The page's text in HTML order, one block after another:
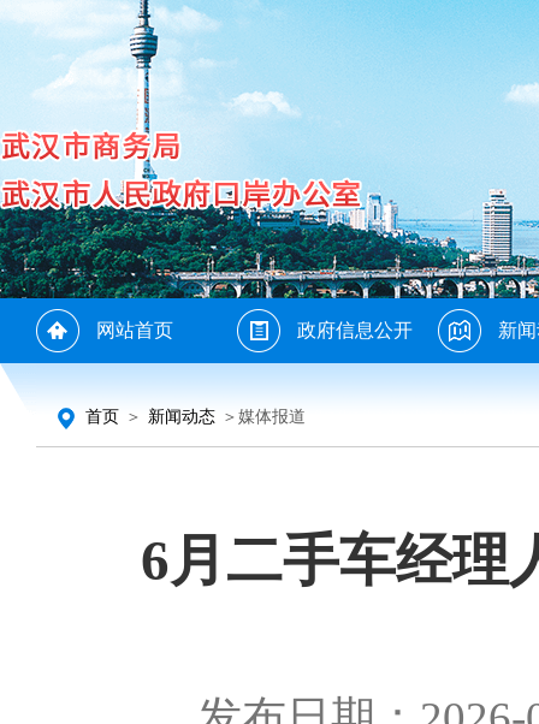
网站首页 政府信息公开 新
首页 ＞ 新闻动态 ＞媒体报道
6月二手车经理